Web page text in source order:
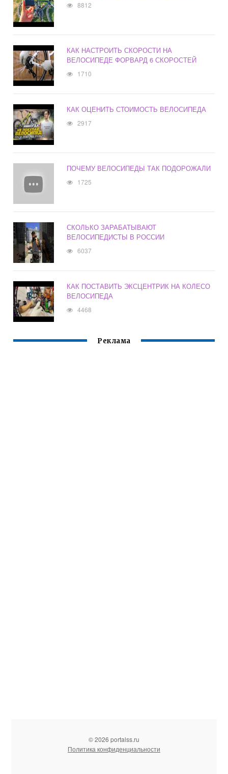
8812
КАК НАСТРОИТЬ СКОРОСТИ НА
ВЕЛОСИПЕДЕ ФОРВАРД 6 СКОРОСТЕЙ
1710
КАК ОЦЕНИТЬ СТОИМОСТЬ ВЕЛОСИПЕДА
2917
ПОЧЕМУ ВЕЛОСИПЕДЫ ТАК ПОДОРОЖАЛИ
1725
СКОЛЬКО ЗАРАБАТЫВАЮТ
ВЕЛОСИПЕДИСТЫ В РОССИИ
6037
КАК ПОСТАВИТЬ ЭКСЦЕНТРИК НА КОЛЕСО
ВЕЛОСИПЕДА
4468
Реклама
© 2026 portalss.ru
Политика конфиденциальности